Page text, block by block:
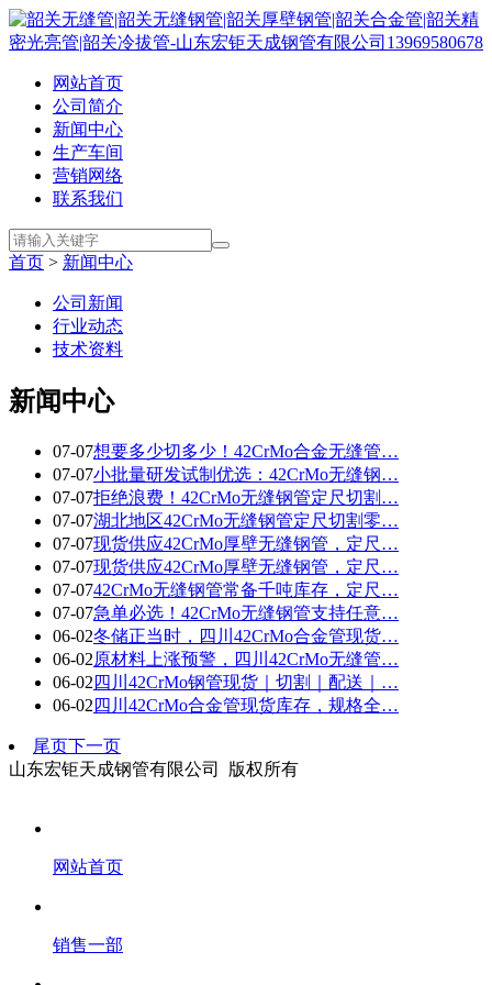
网站首页
公司简介
新闻中心
生产车间
营销网络
联系我们
首页 > 新闻中心
公司新闻
行业动态
技术资料
新闻中心
07-07想要多少切多少！42CrMo合金无缝管…
07-07小批量研发试制优选：42CrMo无缝钢…
07-07拒绝浪费！42CrMo无缝钢管定尺切割…
07-07湖北地区42CrMo无缝钢管定尺切割零…
07-07现货供应42CrMo厚壁无缝钢管，定尺…
07-07现货供应42CrMo厚壁无缝钢管，定尺…
07-0742CrMo无缝钢管常备千吨库存，定尺…
07-07急单必选！42CrMo无缝钢管支持任意…
06-02冬储正当时，四川42CrMo合金管现货…
06-02原材料上涨预警，四川42CrMo无缝管…
06-02 四川42CrMo钢管现货｜切割｜配送｜…
06-02 四川42CrMo合金管现货库存，规格全…
尾页下一页
山东宏钜天成钢管有限公司 版权所有
网站首页
销售一部